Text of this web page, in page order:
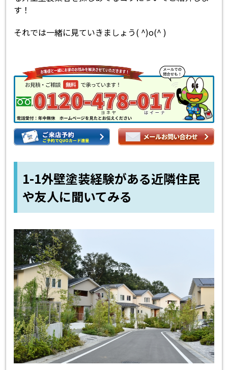
す！
それでは一緒に見ていきましょう( ^)o(^ )
1-1外壁塗装経験がある近隣住民
や友人に聞いてみる